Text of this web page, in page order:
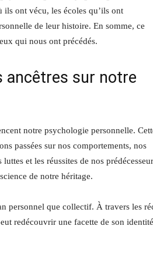
ils ont vécu, les écoles qu’ils ont
de leur histoire. En somme, ce
qui nous ont précédés.
ancêtres sur notre
notre psychologie personnelle.
passées sur nos comportements, nos
et les réussites de nos
de notre héritage.
personnel que collectif. À travers les
redécouvrir une facette de son